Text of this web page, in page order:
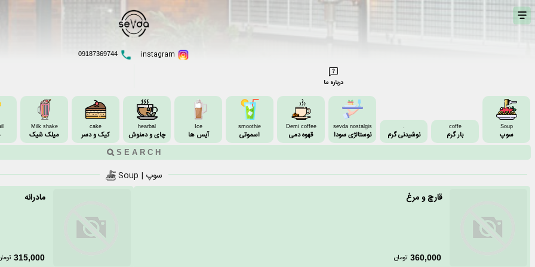
09187369744
درباره ما
Soup
سوپ
coffe
بار گرم
.
نوشیدنی گرم
sevda nostalgis
نوستالژی سودا
Demi coffee
قهوه دمی
smoothie
اسموتی
Ice
آیس ها
hearbal
چای و دمنوش
cake
کیک و دسر
Milk shake
میلک شیک
سوپ | Soup
قارچ و مرغ
360,000 تومان
مادرانه
315,000